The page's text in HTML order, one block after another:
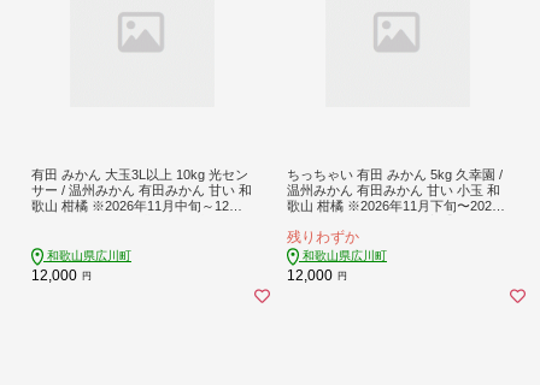
有田 みかん 大玉3L以上 10kg 光セン
サー / 温州みかん 有田みかん 甘い 和
歌山 柑橘 ※2026年11月中旬～12月
和歌山県広川町
12,000 円
ちっちゃい 有田 みかん 5kg 久幸園 /
温州みかん 有田みかん 甘い 小玉 和
歌山 柑橘 ※2026年11月下旬〜2027
-5A】
残りわずか
和歌山県広川町
12,000 円